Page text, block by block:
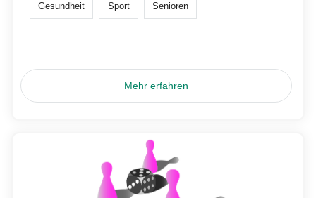
Gesundheit Sport Senioren
Mehr erfahren